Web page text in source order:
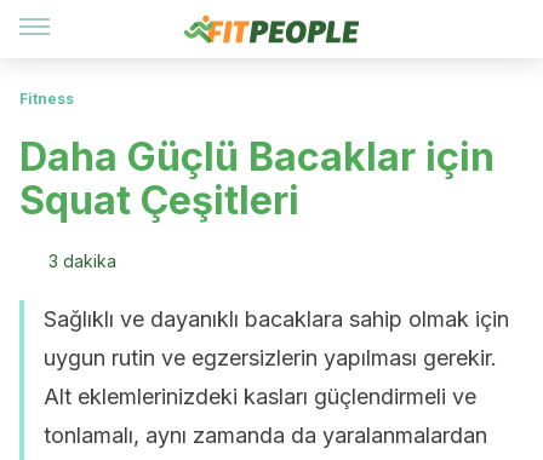
Fitness
Daha Güçlü Bacaklar için
Squat Çeşitleri
3 dakika
Sağlıklı ve dayanıklı bacaklara sahip olmak için
uygun rutin ve egzersizlerin yapılması gerekir.
Alt eklemlerinizdeki kasları güçlendirmeli ve
tonlamalı, aynı zamanda da yaralanmalardan